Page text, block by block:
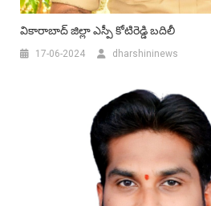
వికారాబాద్‌ జిల్లా ఎస్పీ కోటిరెడ్డి బదిలీ
17-06-2024 dharshininews